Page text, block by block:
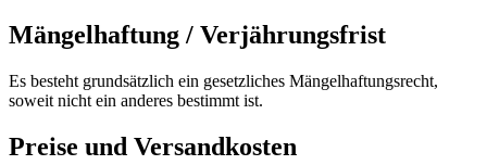
Mängelhaftung / Verjährungsfrist
Es besteht grundsätzlich ein gesetzliches Mängelhaftungsrecht,
soweit nicht ein anderes bestimmt ist.
Preise und Versandkosten